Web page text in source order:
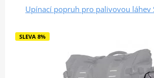
Upínací popruh pro palivovou láhev
SLEVA 8%